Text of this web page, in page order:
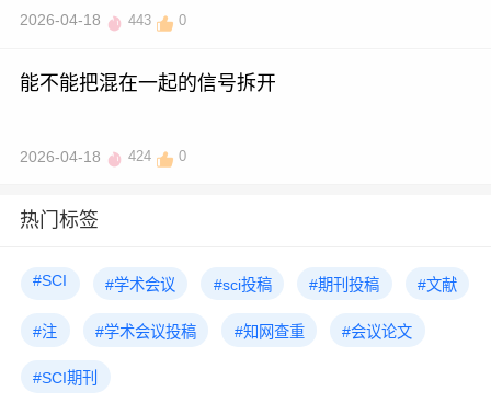
2026-04-18 443 0
能不能把混在一起的信号拆开
2026-04-18 424 0
热门标签
#SCI #学术会议 #sci投稿 #期刊投稿 #文献
#注 #学术会议投稿 #知网查重 #会议论文
#SCI期刊